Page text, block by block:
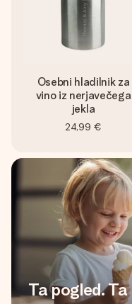
Osebni hladilnik za
vino iz nerjavečega
jekla
24,99 €
Ta pogled. Ta